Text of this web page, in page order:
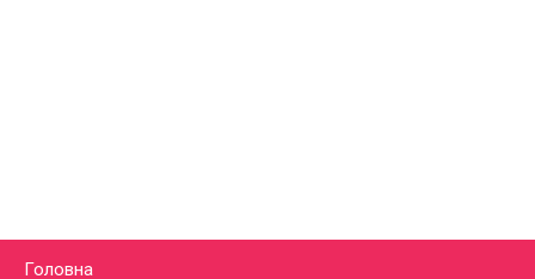
Головна